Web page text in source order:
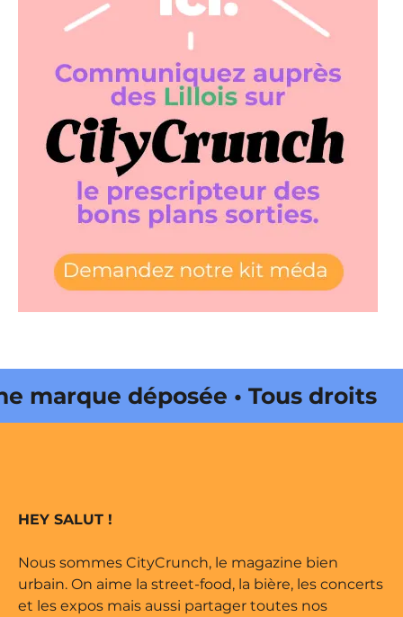
déposée • Tous droits
par Buena Onda Web •
HEY SALUT !
Nous sommes CityCrunch, le magazine bien
urbain. On aime la street-food, la bière, les concerts
et les expos mais aussi partager toutes nos